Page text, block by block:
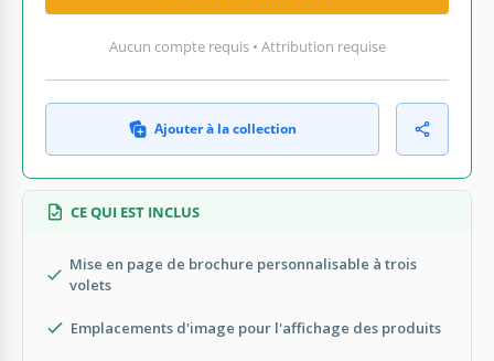
Aucun compte requis • Attribution requise
Ajouter à la collection
CE QUI EST INCLUS
Mise en page de brochure personnalisable à trois
volets
Emplacements d'image pour l'affichage des produits